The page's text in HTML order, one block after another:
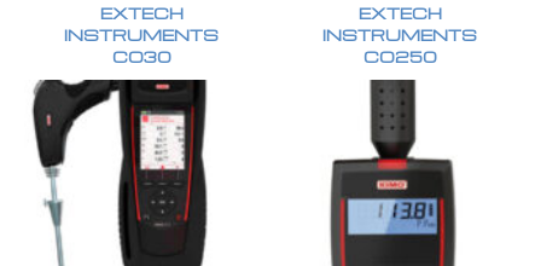
EXTECH
INSTRUMENTS
CO30
EXTECH
INSTRUMENTS
CO250